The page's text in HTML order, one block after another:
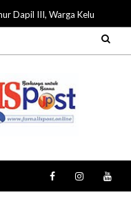
Dapil III, Warga Keluhkan